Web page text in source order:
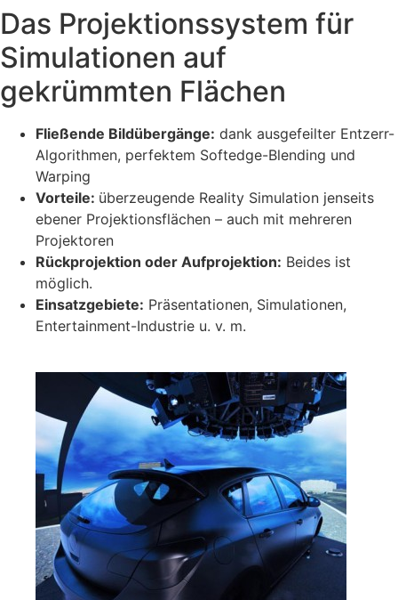
Zum
Inhalt
springen
Das Projektionssystem für
Simulationen auf
gekrümmten Flächen
Fließende Bildübergänge: dank ausgefeilter Entzerr-
Algorithmen, perfektem Softedge-Blending und
Warping
Vorteile: überzeugende Reality Simulation jenseits
ebener Projektionsflächen – auch mit mehreren
Projektoren
Rückprojektion oder Aufprojektion: Beides ist
möglich.
Einsatzgebiete: Präsentationen, Simulationen,
Entertainment-Industrie u. v. m.